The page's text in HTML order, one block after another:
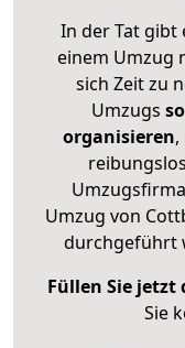
In der Tat gibt
einem Umzug
sich Zeit zu
Umzugs
organisieren
Umzug von
durchgeführt
Füllen Sie jetzt
Sie